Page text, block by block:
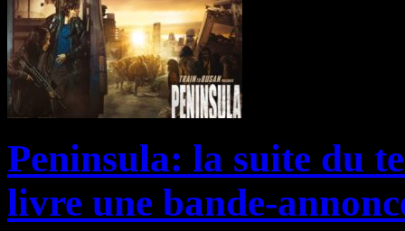
Peninsula: la suite du
livre une bande-